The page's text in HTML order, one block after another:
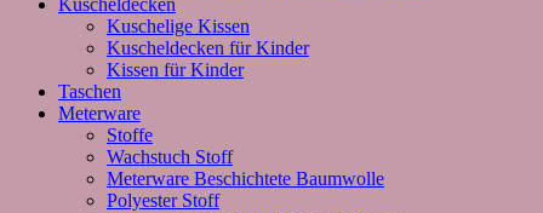
Kuschelige Kissen
Kuscheldecken für Kinder
Kissen für Kinder
Taschen
Meterware
Stoffe
Wachstuch Stoff
Meterware Beschichtete Baumwolle
Polyester Stoff